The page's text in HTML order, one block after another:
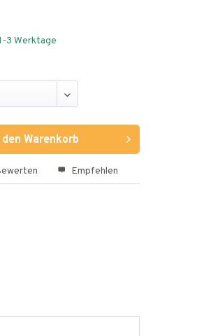
3 Werktage
den Warenkorb
Empfehlen